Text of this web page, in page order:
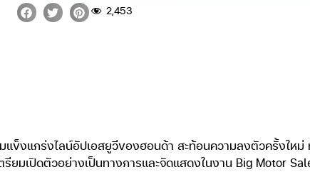
2,453
ข็งแกร่งไลน์อัปเอสยูวีของฮอนด้า สะท้อนความลงตัวครั้งใหม่
ยมเปิดตัวอย่างเป็นทางการและจัดแสดงในงาน Big Motor